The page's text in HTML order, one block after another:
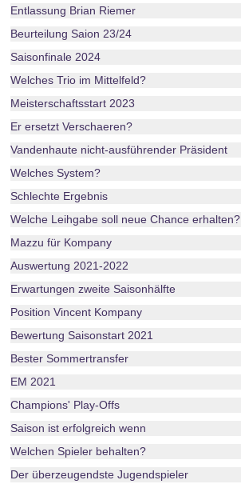
Entlassung Brian Riemer
Beurteilung Saion 23/24
Saisonfinale 2024
Welches Trio im Mittelfeld?
Meisterschaftsstart 2023
Er ersetzt Verschaeren?
Vandenhaute nicht-ausführender Präsident
Welches System?
Schlechte Ergebnis
Welche Leihgabe soll neue Chance erhalten?
Mazzu für Kompany
Auswertung 2021-2022
Erwartungen zweite Saisonhälfte
Position Vincent Kompany
Bewertung Saisonstart 2021
Bester Sommertransfer
EM 2021
Champions' Play-Offs
Saison ist erfolgreich wenn
Welchen Spieler behalten?
Der überzeugendste Jugendspieler